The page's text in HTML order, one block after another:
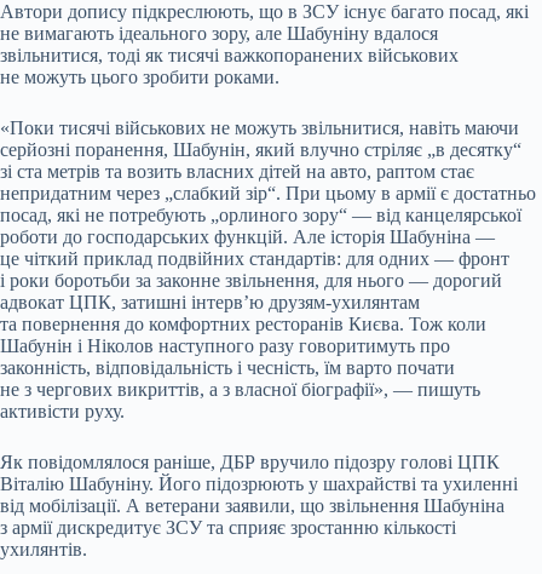
Автори допису підкреслюють, що в ЗСУ існує багато посад, які
не вимагають ідеального зору, але Шабуніну вдалося
звільнитися, тоді як тисячі важкопоранених військових
не можуть цього зробити роками.
«Поки тисячі військових не можуть звільнитися, навіть маючи
серйозні поранення, Шабунін, який влучно стріляє „в десятку“
зі ста метрів та возить власних дітей на авто, раптом стає
непридатним через „слабкий зір“. При цьому в армії є достатньо
посад, які не потребують „орлиного зору“ — від канцелярської
роботи до господарських функцій. Але історія Шабуніна —
це чіткий приклад подвійних стандартів: для одних — фронт
і роки боротьби за законне звільнення, для нього — дорогий
адвокат ЦПК, затишні інтерв’ю друзям-ухилянтам
та повернення до комфортних ресторанів Києва. Тож коли
Шабунін і Ніколов наступного разу говоритимуть про
законність, відповідальність і чесність, їм варто почати
не з чергових викриттів, а з власної біографії», — пишуть
активісти руху.
Як повідомлялося раніше, ДБР вручило підозру голові ЦПК
Віталію Шабуніну. Його підозрюють у шахрайстві та ухиленні
від мобілізації. А ветерани заявили, що звільнення Шабуніна
з армії дискредитує ЗСУ та сприяє зростанню кількості
ухилянтів.